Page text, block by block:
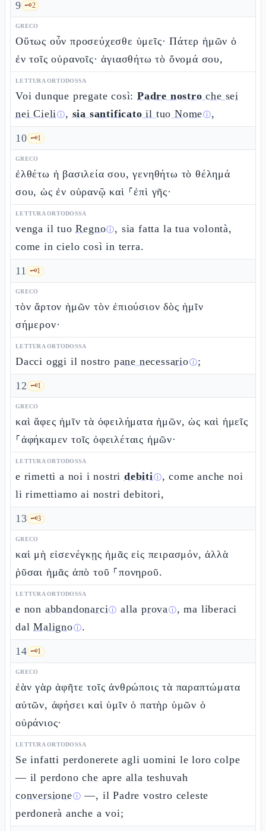
9 🗝️2
GRECO
Οὕτως οὖν προσεύχεσθε ὑμεῖς· Πάτερ ἡμῶν ὁ
ἐν τοῖς οὐρανοῖς· ἁγιασθήτω τὸ ὄνομά σου,
LETTURA ORTODOSSA
Voi dunque pregate così: Padre nostro che sei
nei Cieliⓘ, sia santificato il tuo Nomeⓘ,
10 🗝️1
GRECO
ἐλθέτω ἡ βασιλεία σου, γενηθήτω τὸ θέλημά
σου, ὡς ἐν οὐρανῷ καὶ ⸀ἐπὶ γῆς·
LETTURA ORTODOSSA
venga il tuoRegnoⓘ, sia fatta la tua volontà,
come in cielo così in terra.
11 🗝️1
GRECO
τὸν ἄρτον ἡμῶν τὸν ἐπιούσιον δὸς ἡμῖν
σήμερον·
LETTURA ORTODOSSA
Dacci oggi il nostro pane necessarioⓘ;
12 🗝️1
GRECO
καὶ ἄφες ἡμῖν τὰ ὀφειλήματα ἡμῶν, ὡς καὶ ἡμεῖς
⸀ἀφήκαμεν τοῖς ὀφειλέταις ἡμῶν·
LETTURA ORTODOSSA
e rimetti a noi i nostri debitiⓘ, come anche noi
li rimettiamo ai nostri debitori,
13 🗝️3
GRECO
καὶ μὴ εἰσενέγκῃς ἡμᾶς εἰς πειρασμόν, ἀλλὰ
ῥῦσαι ἡμᾶς ἀπὸ τοῦ ⸀πονηροῦ.
LETTURA ORTODOSSA
e non abbandonarciⓘ allaprovaⓘ, ma liberaci
dalMalignoⓘ.
14 🗝️1
GRECO
ἐὰν γὰρ ἀφῆτε τοῖς ἀνθρώποις τὰ παραπτώματα
αὐτῶν, ἀφήσει καὶ ὑμῖν ὁ πατὴρ ὑμῶν ὁ
οὐράνιος·
LETTURA ORTODOSSA
Se infatti perdonerete agli uomini le loro colpe
— il perdono che apre alla teshuvah
conversioneⓘ —, il Padre vostro celeste
perdonerà anche a voi;